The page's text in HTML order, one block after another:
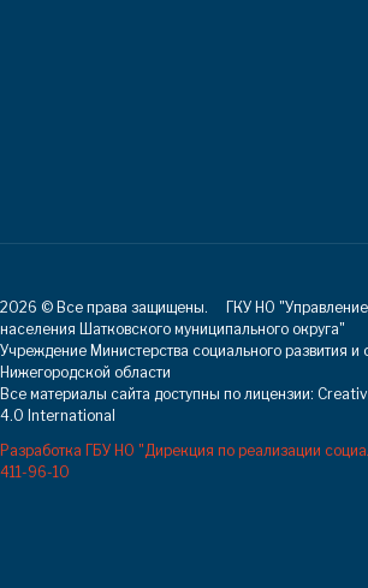
2026 © Все права защищены. ГКУ НО "Управление
населения Шатковского муниципального округа"
Учреждение Министерства социального развития и
Нижегородской области
Все материалы сайта доступны по лицензии:
4.0 International
Разработка ГБУ НО "Дирекция по реализации
411-96-10